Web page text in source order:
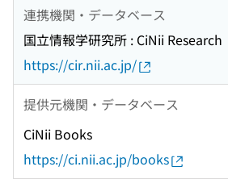
連携機関・データベース
国立情報学研究所 : CiNii Research
https://cir.nii.ac.jp/
提供元機関・データベース
CiNii Books
https://ci.nii.ac.jp/books